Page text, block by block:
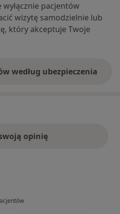
pacjentów
wizytę samodzielnie lub
który akceptuje Twoje
według ubezpieczenia
opinię